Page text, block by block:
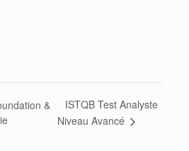
&
ISTQB Test Analyste
Niveau Avancé